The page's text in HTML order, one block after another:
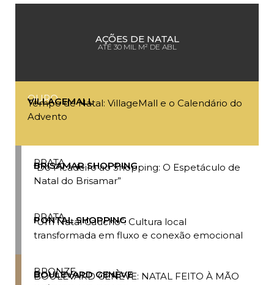
AÇÕES DE NATAL
ATÉ 30 MIL M² DE ABL
OURO
VILLAGEMALL
Tempo de Natal: VillageMall e o Calendário do
Advento
PRATA
BRISAMAR SHOPPING
“Do Picadeiro ao Shopping: O Espetáculo de
Natal do Brisamar”
PRATA
PONTAL SHOPPING
“Um Natal Gaúcho”: Cultura local
transformada em fluxo e conexão emocional
BRONZE
BOULEVARD GENÈVE
BOULEVARD GÈNEVE: NATAL FEITO À MÃO